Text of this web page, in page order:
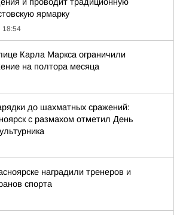
ярмарку
18:54
Карла Маркса ограничили
на полтора месяца
до шахматных сражений:
с размахом отметил День
наградили тренеров и
спорта